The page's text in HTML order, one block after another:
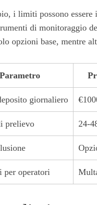
i limiti possono essere
di monitoraggio
opzioni base, mentre
Parametro
giornaliero
prelievo 24-
per operatori